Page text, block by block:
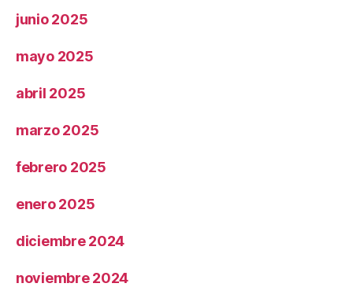
junio 2025
mayo 2025
abril 2025
marzo 2025
febrero 2025
enero 2025
diciembre 2024
noviembre 2024